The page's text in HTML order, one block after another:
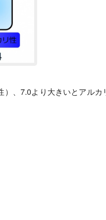
、7.0より大きいとアルカ